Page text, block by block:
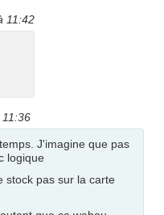
11:42
J'imagine que pas
logique
stock pas sur la carte